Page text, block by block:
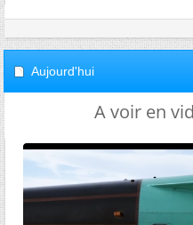
Aujourd'hui
A voir en